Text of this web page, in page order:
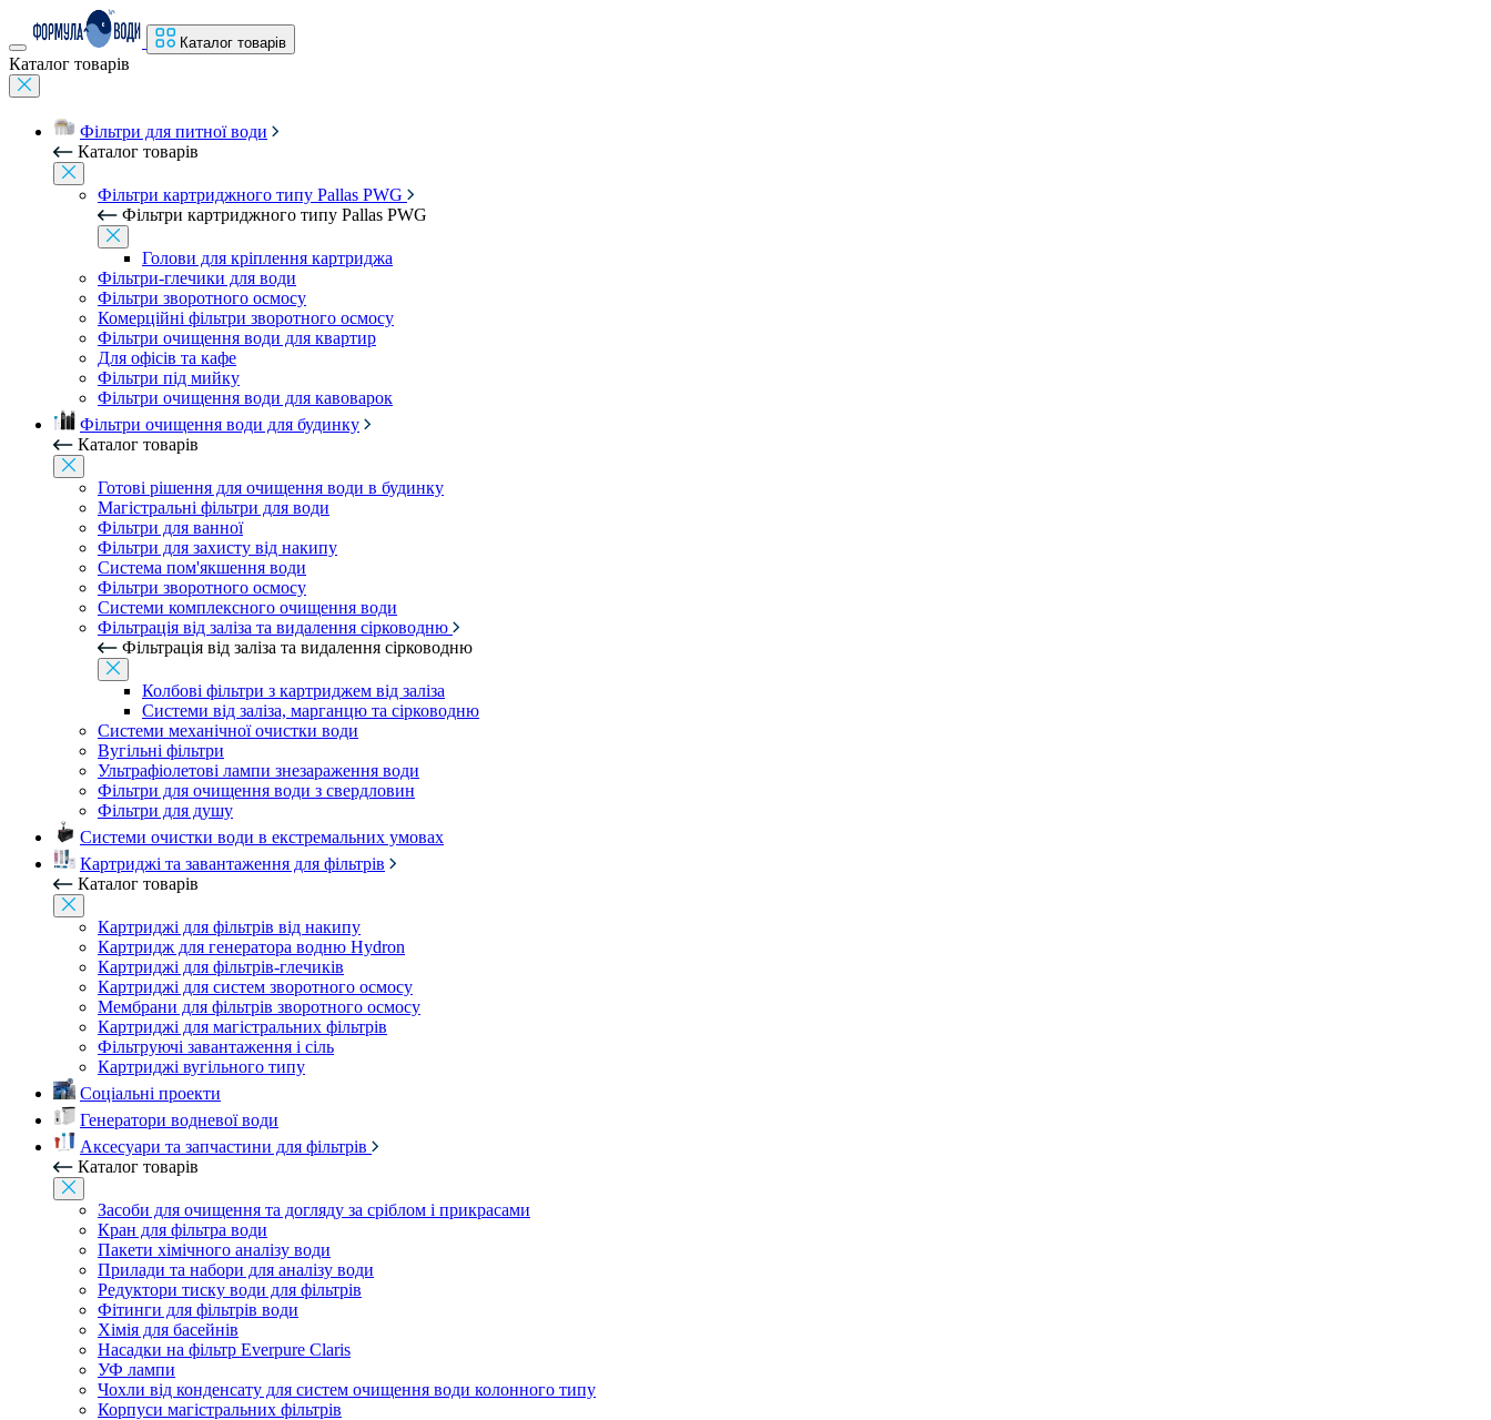
Каталог товарів
Каталог товарів
Фільтри для питної води
Каталог товарів
Фільтри картриджного типу Pallas PWG
Фільтри картриджного типу Pallas PWG
Голови для кріплення картриджа
Фільтри-глечики для води
Фільтри зворотного осмосу
Комерційні фільтри зворотного осмосу
Фільтри очищення води для квартир
Для офісів та кафе
Фільтри під мийку
Фільтри очищення води для кавоварок
Фільтри очищення води для будинку
Каталог товарів
Готові рішення для очищення води в будинку
Магістральні фільтри для води
Фільтри для ванної
Фільтри для захисту від накипу
Система пом'якшення води
Фільтри зворотного осмосу
Системи комплексного очищення води
Фільтрація від заліза та видалення сірководню
Фільтрація від заліза та видалення сірководню
Колбові фільтри з картриджем від заліза
Системи від заліза, марганцю та сірководню
Системи механічної очистки води
Вугільні фільтри
Ультрафіолетові лампи знезараження води
Фільтри для очищення води з свердловин
Фільтри для душу
Системи очистки води в екстремальних умовах
Картриджі та завантаження для фільтрів
Каталог товарів
Картриджі для фільтрів від накипу
Картридж для генератора водню Hydron
Картриджі для фільтрів-глечиків
Картриджі для систем зворотного осмосу
Мембрани для фільтрів зворотного осмосу
Картриджі для магістральних фільтрів
Фільтруючі завантаження і сіль
Картриджі вугільного типу
Соціальні проекти
Генератори водневої води
Аксесуари та запчастини для фільтрів
Каталог товарів
Засоби для очищення та догляду за сріблом і прикрасами
Кран для фільтра води
Пакети хімічного аналізу води
Прилади та набори для аналізу води
Редуктори тиску води для фільтрів
Фітинги для фільтрів води
Хімія для басейнів
Насадки на фільтр Everpure Claris
УФ лампи
Чохли від конденсату для систем очищення води колонного типу
Корпуси магістральних фільтрів